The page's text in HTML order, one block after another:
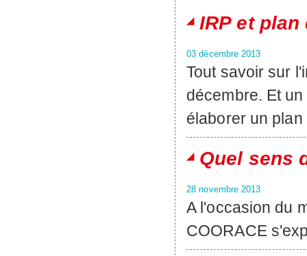
IRP et
03 décembre 2013
Tout savoir sur
décembre. Et
élaborer un
Quel sens
28 novembre 2013
A l'occasion du
COORACE
Pages